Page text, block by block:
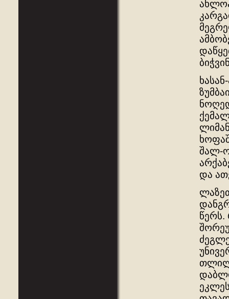
შალ-
და
წერს.